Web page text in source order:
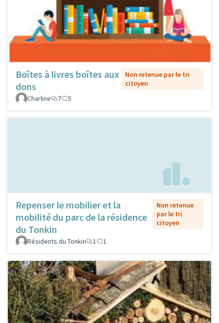
Boîtes à livres boîtes aux
dons
Non retenue par le tri
citoyen
Charline
7 5
Repenser le mobilier et la
mobilité du parc de la résidence
du Tonkin
Non retenue
par le tri
citoyen
Résidents du Tonkin 1 1